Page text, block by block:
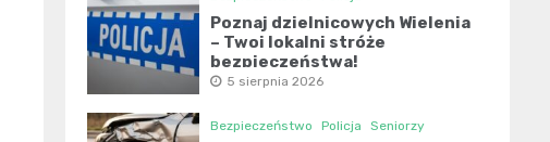
Poznaj dzielnicowych Wielenia
– Twoi lokalni stróże
bezpieczeństwa!
5 sierpnia 2026
Bezpieczeństwo Policja Seniorzy